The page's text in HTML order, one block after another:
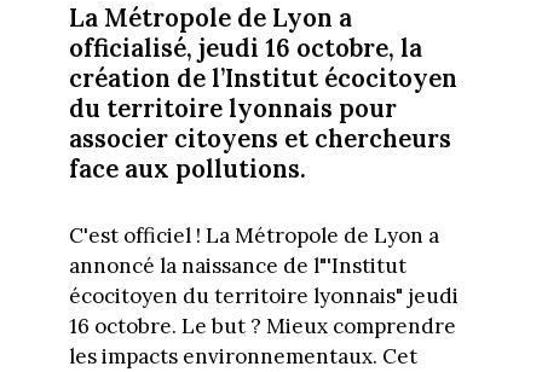
La Métropole de Lyon a
officialisé, jeudi 16 octobre, la
création de l’Institut écocitoyen
du territoire lyonnais pour
associer citoyens et chercheurs
face aux pollutions.
C'est officiel ! La Métropole de Lyon a
annoncé la naissance de l"'Institut
écocitoyen du territoire lyonnais" jeudi
16 octobre. Le but ? Mieux comprendre
les impacts environnementaux. Cet